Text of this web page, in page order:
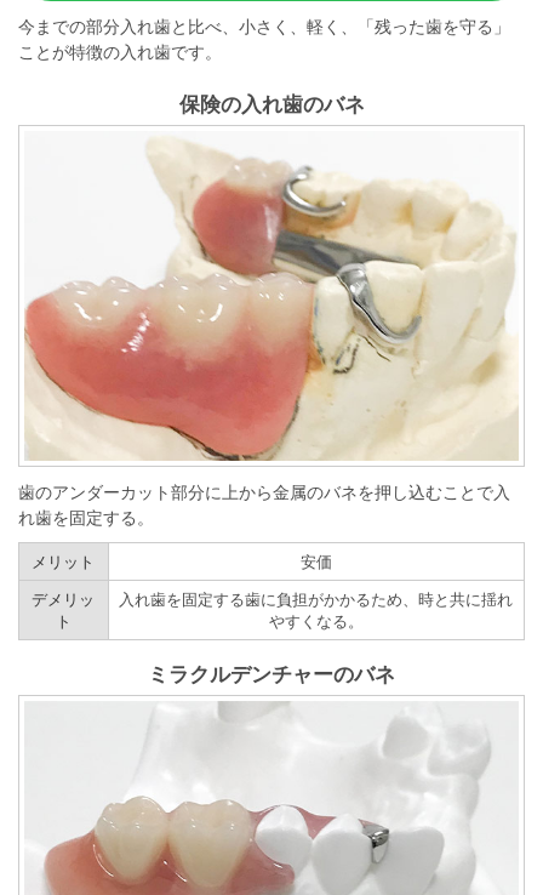
今までの部分入れ歯と比べ、小さく、軽く、「残った歯を守る」
ことが特徴の入れ歯です。
保険の入れ歯のバネ
歯のアンダーカット部分に上から金属のバネを押し込むことで入
れ歯を固定する。
メリット
安価
デメリッ
ト
入れ歯を固定する歯に負担がかかるため、時と共に揺れ
やすくなる。
ミラクルデンチャーのバネ